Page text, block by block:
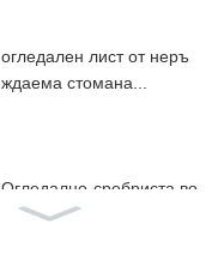
огледален лист от неръ
ждаема стомана...
Огледално-сребриста во
дна вълничка...